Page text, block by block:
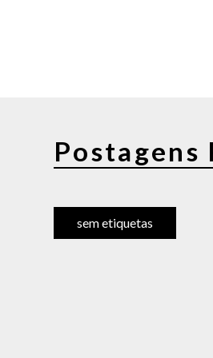
Postagens
sem etiquetas